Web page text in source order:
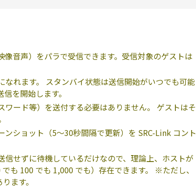
音声）をパラで受信できます。受信対象のゲストは
れます。 スタンバイ状態は送信開始がいつでも可能
を開始します。
ード等）を送付する必要はありません。 ゲストはそ
ショット（5～30秒間隔で更新）を SRC-Link コント
せずに待機しているだけなので、理論上、ホストが
も 100 でも 1,000 でも）存在できます。 ※ただし、
ます。